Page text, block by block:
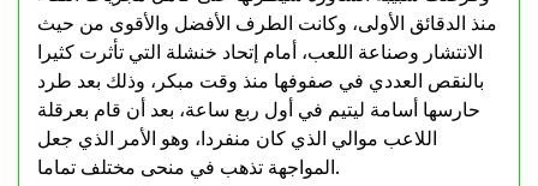
منذ الدقائق الأولى، وكانت الطرف الأفضل والأقوى من حيث
الانتشار وصناعة اللعب، أمام إتحاد خنشلة التي تأثرت كثيرا
بالنقص العددي في صفوفها منذ وقت مبكر، وذلك بعد طرد
حارسها أسامة ليتيم في أول ربع ساعة، بعد أن قام بعرقلة
اللاعب موالي الذي كان منفردا، وهو الأمر الذي جعل
المواجهة تذهب في منحى مختلف تماما.